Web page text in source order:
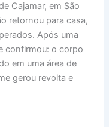
Cajamar, em São
retornou para casa,
Após uma
confirmou: o corpo
em uma área de
gerou revolta e